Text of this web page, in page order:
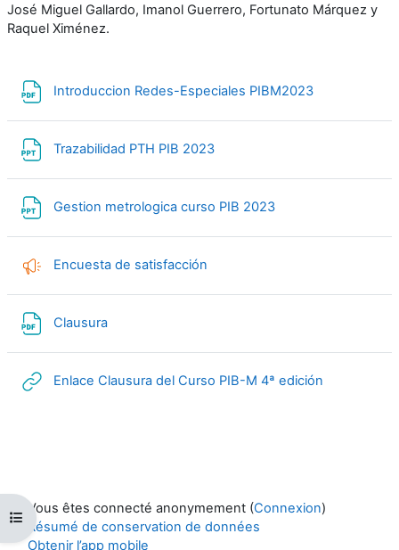
Ouvrir l’index du cours
José Miguel Gallardo, Imanol Guerrero, Fortunato Márquez y
Raquel Ximénez.
Introduccion Redes-Especiales PIBM2023
Trazabilidad PTH PIB 2023
Gestion metrologica curso PIB 2023
Encuesta de satisfacción
Clausura
Enlace Clausura del Curso PIB-M 4ª edición
Vous êtes connecté anonymement (Connexion)
Résumé de conservation de données
Obtenir l’app mobile